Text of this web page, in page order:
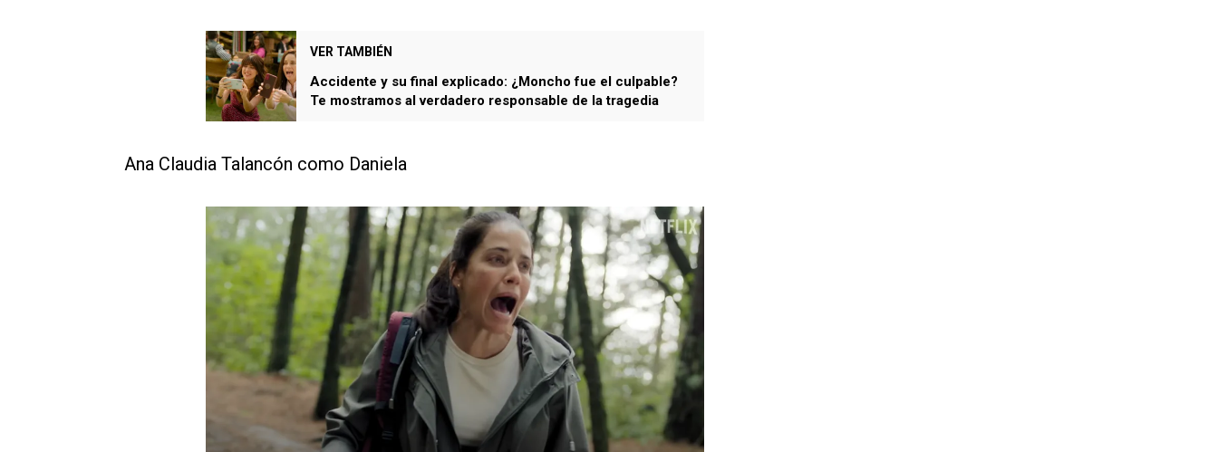
VER TAMBIÉN
Accidente y su final explicado: ¿Moncho fue el culpable?
Te mostramos al verdadero responsable de la tragedia
Ana Claudia Talancón como Daniela